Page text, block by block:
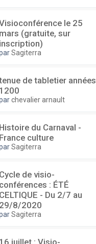
le 25
mars (gratuite, sur
inscription)
Sagiterra
de tabletier années
1200
chevalier arnault
Histoire du Carnaval -
France culture
Sagiterra
Cycle de visio-
conférences : ÉTÉ
CELTIQUE - Du 2/7 au
29/8/2020
Sagiterra
16 juillet : Visio-